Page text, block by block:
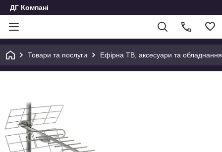
ДГ Компані
Товари та послуги Ефірна ТВ, аксесуари та обладнання